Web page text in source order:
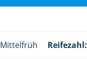
Mittelfrüh Reifezahl: